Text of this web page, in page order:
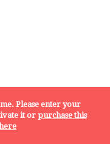
Please enter your
it or purchase this